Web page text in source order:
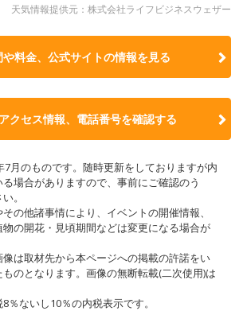
天気情報提供元：株式会社ライフビジネスウェザー
料金、公式サイトの情報を見る
クセス情報、電話番号を確認する
月のものです。随時更新をしておりますが内
場合がありますので、事前にご確認のう
。
の他諸事情により、イベントの開催情報、
の開花・見頃期間などは変更になる場合が
は取材先から本ページへの掲載の許諾をい
のとなります。画像の無断転載(二次使用)は
ないし10％の内税表示です。